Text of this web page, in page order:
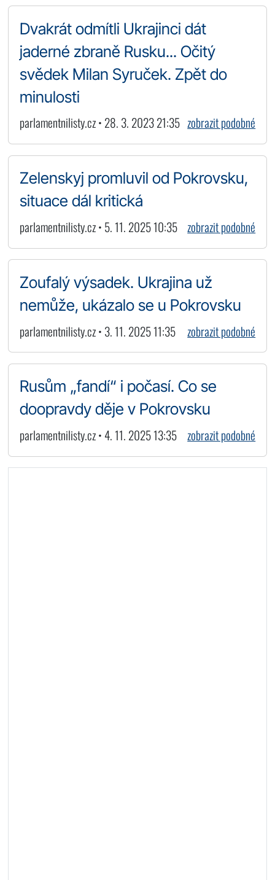
Dvakrát odmítli Ukrajinci dát
jaderné zbraně Rusku... Očitý
svědek Milan Syruček. Zpět do
minulosti
parlamentnilisty.cz • 28. 3. 2023 21:35 zobrazit podobné
Zelenskyj promluvil od Pokrovsku,
situace dál kritická
parlamentnilisty.cz • 5. 11. 2025 10:35 zobrazit podobné
Zoufalý výsadek. Ukrajina už
nemůže, ukázalo se u Pokrovsku
parlamentnilisty.cz • 3. 11. 2025 11:35 zobrazit podobné
Rusům „fandí“ i počasí. Co se
doopravdy děje v Pokrovsku
parlamentnilisty.cz • 4. 11. 2025 13:35 zobrazit podobné